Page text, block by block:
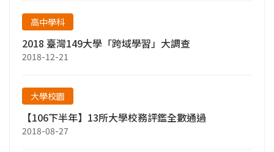
高中學科
2018 臺灣149大學「跨域學習」大調查
2018-12-21
大學校園
【106下半年】13所大學校務評鑑全數通過
2018-08-27